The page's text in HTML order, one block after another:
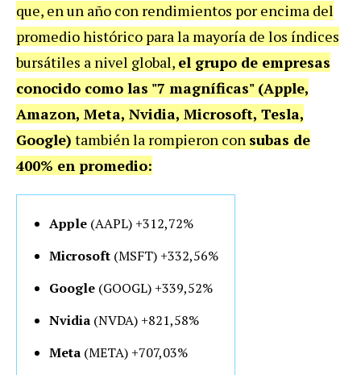
que, en un año con rendimientos por encima del
promedio histórico para la mayoría de los índices
bursátiles a nivel global, el grupo de empresas
conocido como las "7 magníficas" (Apple,
Amazon, Meta, Nvidia, Microsoft, Tesla,
Google) también la rompieron con subas de
400% en promedio:
Apple (AAPL) +312,72%
Microsoft (MSFT) +332,56%
Google (GOOGL) +339,52%
Nvidia (NVDA) +821,58%
Meta (META) +707,03%